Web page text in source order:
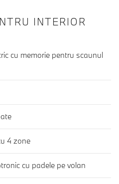
INTERIOR
cu memorie pentru scaunul
4 zone
cu padele pe volan